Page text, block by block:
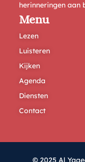
herinneringen aan
Menu
Lezen
Luisteren
Kijken
Agenda
Diensten
Contact
© 2025 Al